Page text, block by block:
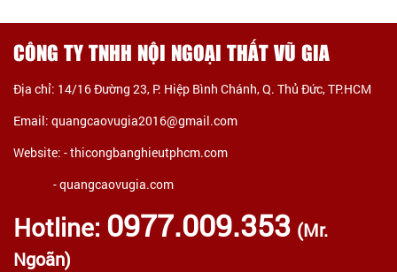
CÔNG TY TNHH NỘI NGOẠI THẤT VŨ GIA
Địa chỉ: 14/16 Đường 23, P. Hiệp Bình Chánh, Q. Thủ Đức, TP.HCM
Email: quangcaovugia2016@gmail.com
Website: -thicongbanghieutphcm.com
- quangcaovugia.com
Hotline: 0977.009.353 (Mr.
Ngoãn)